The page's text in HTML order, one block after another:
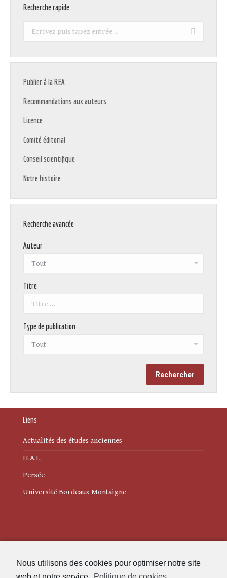
Nous utilisons des cookies pour optimiser notre site
Recherche rapide
Recherche
Publier à la REA
Recommandations aux auteurs
Licence
Comité éditorial
Conseil scientifique
Notre histoire
Recherche avancée
Auteur
Titre
Type de publication
Liens
Actualités des études anciennes
H.A.L.
Persée
Université Bordeaux Montaigne
Politique de cookies (UE)